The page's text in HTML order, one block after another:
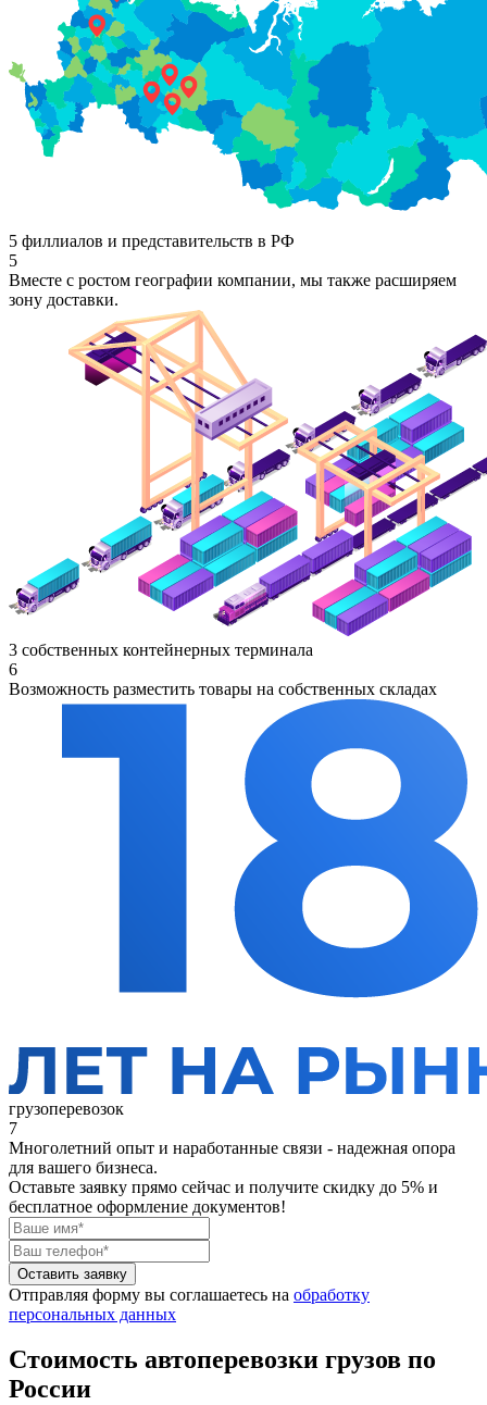
5 филлиалов и представительств в РФ
5
Вместе с ростом географии компании, мы также расширяем
зону доставки.
3 собственных контейнерных терминала
6
Возможность разместить товары на собственных складах
грузоперевозок
7
Многолетний опыт и наработанные связи - надежная опора
для вашего бизнеса.
Оставьте заявку прямо сейчас и получите скидку до 5% и
бесплатное оформление документов!
Оставить заявку
Отправляя форму вы соглашаетесь на обработку
персональных данных
Стоимость автоперевозки грузов по
России